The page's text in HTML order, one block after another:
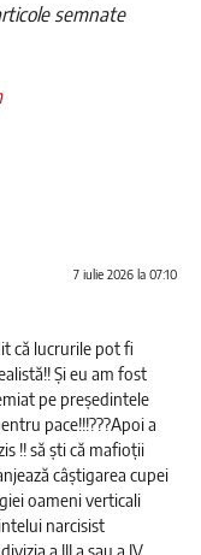
semnate
7 iulie 2026 la 07:10
că lucrurile pot fi
Și eu am fost
pe președintele
pace!!!???Apoi a
!! să ști că mafioții
câștigarea cupei
oameni verticali
narcisist
a III a sau a IV